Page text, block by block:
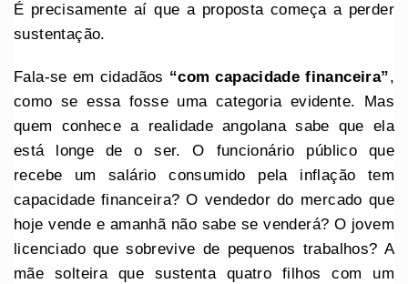
É precisamente aí que a proposta começa a perder
sustentação.
Fala-se em cidadãos “com capacidade financeira”,
como se essa fosse uma categoria evidente. Mas
quem conhece a realidade angolana sabe que ela
está longe de o ser. O funcionário público que
recebe um salário consumido pela inflação tem
capacidade financeira? O vendedor do mercado que
hoje vende e amanhã não sabe se venderá? O jovem
licenciado que sobrevive de pequenos trabalhos? A
mãe solteira que sustenta quatro filhos com um